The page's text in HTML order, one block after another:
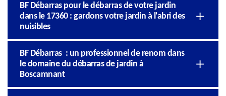
BF Débarras pour le débarras de votre jardin
dans le 17360 : gardons votre jardin à l'abri des
nuisibles
BF Débarras : un professionnel de renom dans
le domaine du débarras de jardin à
Boscamnant